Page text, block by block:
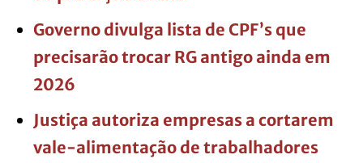
Governo divulga lista de CPF’s que
precisarão trocar RG antigo ainda em
2026
Justiça autoriza empresas a cortarem
vale-alimentação de trabalhadores